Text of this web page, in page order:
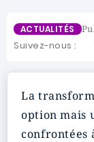
ACTUALITÉS
Suivez-nous :
La
option mais
confrontées